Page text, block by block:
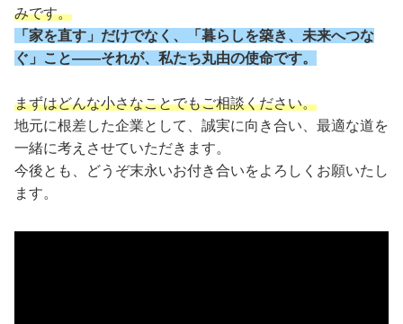
みです。
「家を直す」だけでなく、「暮らしを築き、未来へつな
ぐ」こと――それが、私たち丸由の使命です。
まずはどんな小さなことでもご相談ください。
地元に根差した企業として、誠実に向き合い、最適な道を
一緒に考えさせていただきます。
今後とも、どうぞ末永いお付き合いをよろしくお願いたし
ます。